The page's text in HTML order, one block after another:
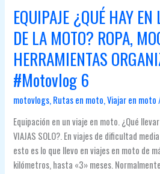
EQUIPAJE ¿QUÉ HAY
DE LA MOTO? ROPA,
HERRAMIENTAS
#Motovlog 6
motovlogs,Rutas en moto,Viajar en moto
Equipación en un viaje en moto. ¿Qué
VIAJAS SOLO?. En viajes de dificultad
esto es lo que llevo en viajes en moto de
kilómetros, hasta «3» meses.